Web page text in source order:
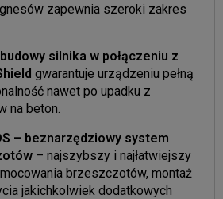
zapewnia szeroki zakres
silnika w połączeniu z
gwarantuje urządzeniu pełną
nawet po upadku z
na beton.
– beznarzędziowy system
– najszybszy i najłatwiejszy
brzeszczotów, montaż
jakichkolwiek dodatkowych